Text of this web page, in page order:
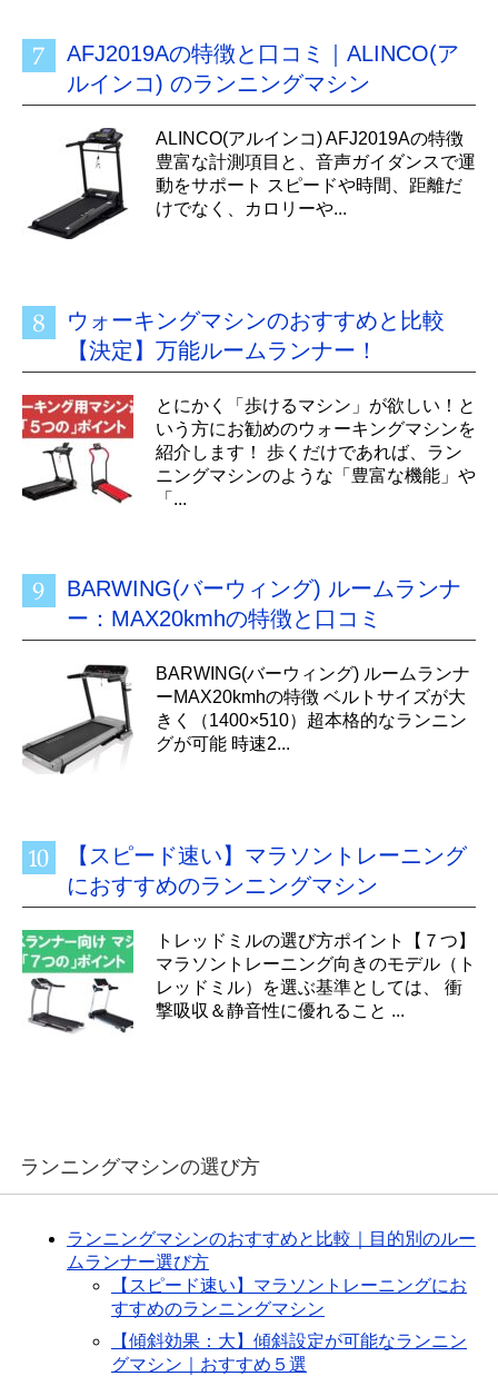
AFJ2019Aの特徴と口コミ｜ALINCO(ア
ルインコ) のランニングマシン
ALINCO(アルインコ) AFJ2019Aの特徴
豊富な計測項目と、音声ガイダンスで運
動をサポート スピードや時間、距離だ
けでなく、カロリーや...
ウォーキングマシンのおすすめと比較
【決定】万能ルームランナー！
とにかく「歩けるマシン」が欲しい！と
いう方にお勧めのウォーキングマシンを
紹介します！ 歩くだけであれば、ラン
ニングマシンのような「豊富な機能」や
「...
BARWING(バーウィング) ルームランナ
ー：MAX20kmhの特徴と口コミ
BARWING(バーウィング) ルームランナ
ーMAX20kmhの特徴 ベルトサイズが大
きく（1400×510）超本格的なランニン
グが可能 時速2...
【スピード速い】マラソントレーニング
におすすめのランニングマシン
トレッドミルの選び方ポイント【７つ】
マラソントレーニング向きのモデル（ト
レッドミル）を選ぶ基準としては、 衝
撃吸収＆静音性に優れること ...
ランニングマシンの選び方
ランニングマシンのおすすめと比較｜目的別のルー
ムランナー選び方
【スピード速い】マラソントレーニングにお
すすめのランニングマシン
【傾斜効果：大】傾斜設定が可能なランニン
グマシン｜おすすめ５選